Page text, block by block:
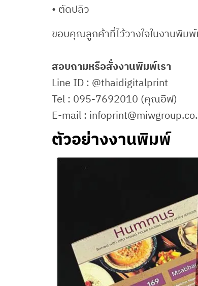
• ตัดปลิว
ขอบคุณลูกค้าที่ไว้วางใจในงานพิม
สอบถามหรือสั่งงานพิมพ์เรา
Line ID : @thaidigitalprint
Tel : 095-7692010 (คุณอีฟ)
E-mail :
ตัวอย่างงานพิมพ์